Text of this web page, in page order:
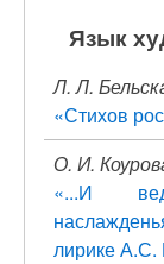
Язык
Л. Л.
«Стихов
О. И.
«...И
лирике